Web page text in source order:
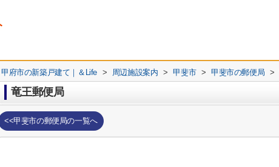
甲府市の新築戸建て｜＆Life > 周辺施設案内 > 甲斐市 > 甲斐市の郵便局 >
竜王郵便局
<<甲斐市の郵便局の一覧へ